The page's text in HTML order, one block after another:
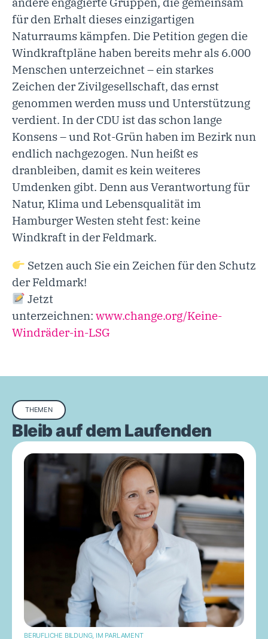
für den Erhalt dieses einzigartigen
Naturraums kämpfen. Die Petition gegen die
Windkraftpläne haben bereits mehr als 6.000
Menschen unterzeichnet – ein starkes
Zeichen der Zivilgesellschaft, das ernst
genommen werden muss und Unterstützung
verdient. In der CDU ist das schon lange
Konsens – und Rot-Grün haben im Bezirk nun
endlich nachgezogen. Nun heißt es
dranbleiben, damit es kein weiteres
Umdenken gibt. Denn aus Verantwortung für
Natur, Klima und Lebensqualität im
Hamburger Westen steht fest: keine
Windkraft in der Feldmark.
Setzen auch Sie ein Zeichen für den Schutz
der Feldmark!
Jetzt
unterzeichnen: www.change.org/Keine-
Windräder-in-LSG
THEMEN
Bleib auf dem Laufenden
BERUFLICHE BILDUNG, IM PARLAMENT